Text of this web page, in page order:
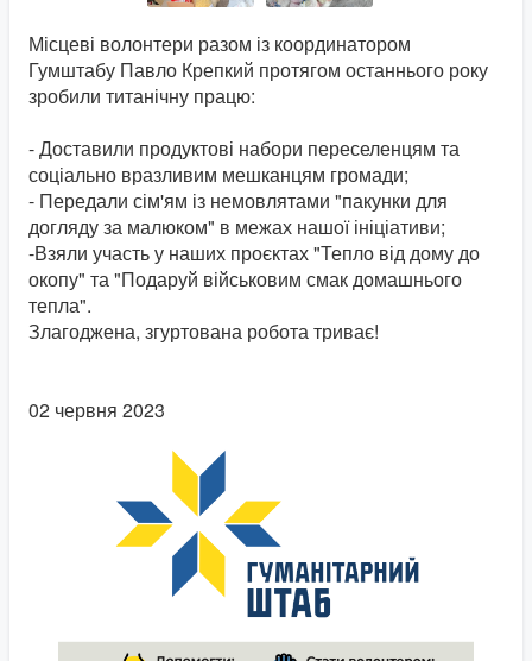
Місцеві волонтери разом із координатором
Гумштабу Павло Крепкий протягом останнього року
зробили титанічну працю:
- Доставили продуктові набори переселенцям та
соціально вразливим мешканцям громади;
- Передали сім'ям із немовлятами "пакунки для
догляду за малюком" в межах нашої ініціативи;
-Взяли участь у наших проєктах "Тепло від дому до
окопу" та "Подаруй військовим смак домашнього
тепла".
Злагоджена, згуртована робота триває!
02 червня 2023